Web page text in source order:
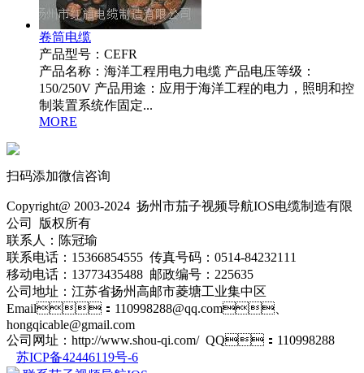
卷筒电缆
产品型号：CEFR
产品名称：海洋工程用电力电缆 产品电压等级：
150/250V 产品用途：应用于海洋工程的电力，照明和控
制装置系统作固定...
MORE
扫码添加微信咨询
Copyright@ 2003-2024 扬州市茄子视频导航IOS电缆制造有限
公司
版权所有
联系人：陈冠瑜
联系电话：15366854555 传真号码：0514-84232111
移动电话：13773435488 邮政编号：225635
公司地址：江苏省扬州高邮市菱塘工业集中区
Email：110998288@qq.com、
hongqicable@gmail.com
公司网址：http://www.shou-qi.com/ QQ：110998288
苏ICP备42446119号-6